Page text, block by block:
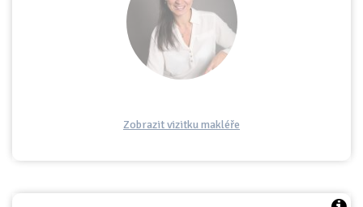
Zobrazit vizitku makléře